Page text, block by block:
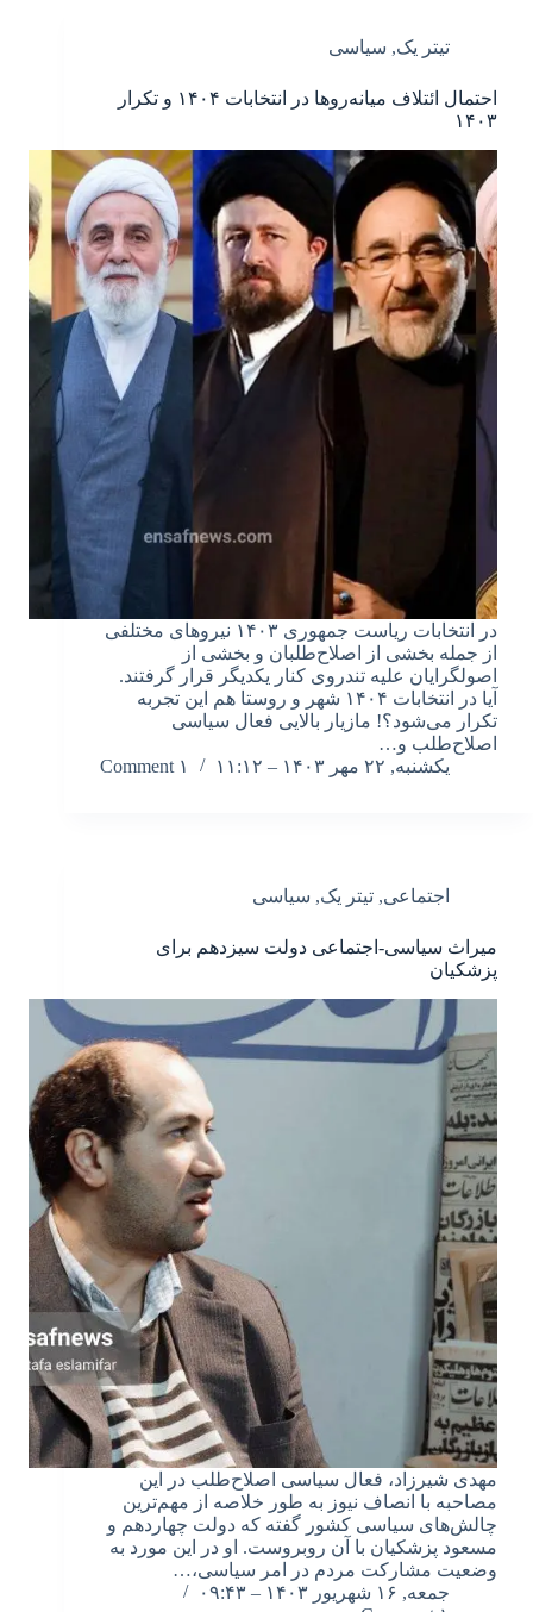
تیتر یک, سیاسی
احتمال ائتلاف میانه‌روها در انتخابات ۱۴۰۴ و تکرار
۱۴۰۳
در انتخابات ریاست جمهوری ۱۴۰۳ نیروهای مختلفی
از جمله بخشی از اصلاح‌طلبان و بخشی از
اصولگرایان علیه تندروی کنار یکدیگر قرار گرفتند.
آیا در انتخابات ۱۴۰۴ شهر و روستا هم این تجربه
تکرار می‌شود؟! مازیار بالایی فعال سیاسی
اصلاح‌طلب و…
یکشنبه, ۲۲ مهر ۱۴۰۳ – ۱۱:۱۲
۱ Comment
اجتماعی, تیتر یک, سیاسی
میراث سیاسی-اجتماعی دولت سیزدهم برای
پزشکیان
مهدی شیرزاد، فعال سیاسی اصلاح‌طلب در این
مصاحبه با انصاف نیوز به طور خلاصه از مهم‌ترین
چالش‌های سیاسی کشور گفته که دولت چهاردهم و
مسعود پزشکیان با آن روبروست. او در این مورد به
وضعیت مشارکت مردم در امر سیاسی،…
جمعه, ۱۶ شهریور ۱۴۰۳ – ۰۹:۴۳